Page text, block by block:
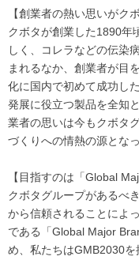
【創業者の熱い思いがク
クボタが創業した1890年
しく、コレラなどの伝染
まれるなか、創業者が目
化に国内で初めて成功し
発展に役立つ製品を全知
業者の思いは今もクボタ
づくりへの情熱の源とな
【目指すのは「Global
クボタグループがあるべ
から信頼されることによ
である「Global Major
め、私たちはGMB2030